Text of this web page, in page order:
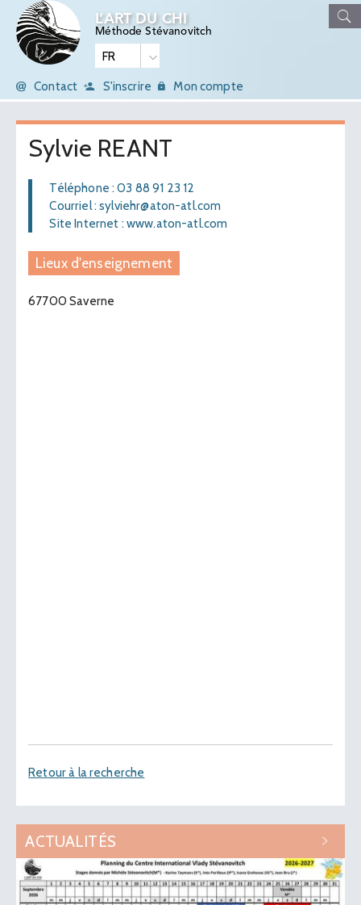
L’ART DU CHI
Méthode Stévanovitch
Contact S'inscrire Mon compte
Sylvie REANT
Téléphone : 03 88 91 23 12
Courriel : sylviehr@aton-atl.com
Site Internet : www.aton-atl.com
Lieux d'enseignement
67700 Saverne
Retour à la recherche
ACTUALITÉS